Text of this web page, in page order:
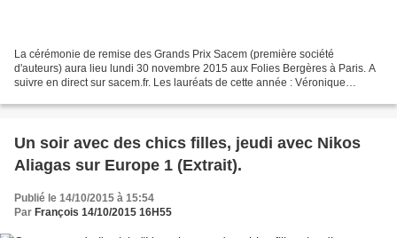
La cérémonie de remise des Grands Prix Sacem (première société
d'auteurs) aura lieu lundi 30 novembre 2015 aux Folies Bergères à Paris. A
suivre en direct sur sacem.fr. Les lauréats de cette année : Véronique
Un soir avec des chics filles, jeudi avec Nikos
Aliagas sur Europe 1 (Extrait).
Publié le 14/10/2015 à 15:54
Par François 14/10/2015 16H55